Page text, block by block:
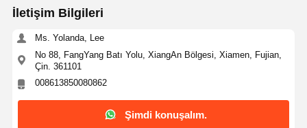
Kalite Kontrol
İletişim Bilgileri
Ms. Yolanda, Lee
No 88, FangYang Batı Yolu, XiangAn Bölgesi, Xiamen, Fujian,
Çin. 361101
008613850080862
Şimdi konuşalım.